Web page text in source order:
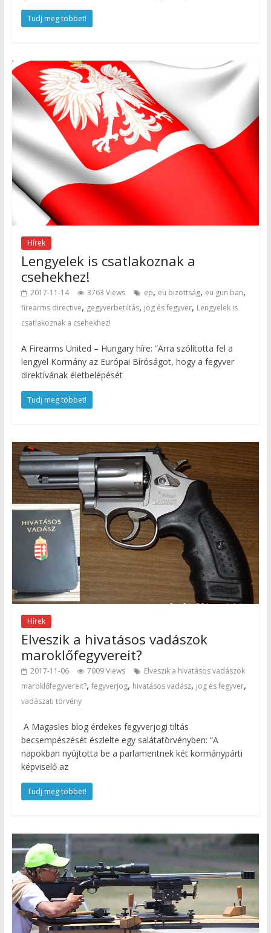
Tudj meg többet!
Hírek
Lengyelek is csatlakoznak a
csehekhez!
2017-11-14 3763 Views ep, eu bizottság, eu gun ban,
firearms directive, gegyverbetiltás, jog és fegyver, Lengyelek is
csatlakoznak a csehekhez!
A Firearms United – Hungary híre: “Arra szólította fel a
lengyel Kormány az Európai Bíróságot, hogy a fegyver
direktívának életbelépését
Tudj meg többet!
Hírek
Elveszik a hivatásos vadászok
maroklőfegyvereit?
2017-11-06 7009 Views
Elveszik a hivatásos vadászok
maroklőfegyvereit?, fegyverjog, hivatásos vadász, jog és fegyver,
vadászati törvény
A Magasles blog érdekes fegyverjogi tiltás
becsempészését észlelte egy salátatörvényben: “A
napokban nyújtotta be a parlamentnek két kormánypárti
képviselő az
Tudj meg többet!